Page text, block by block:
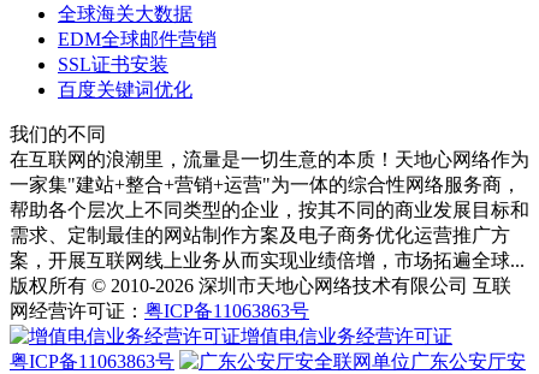
全球海关大数据
EDM全球邮件营销
SSL证书安装
百度关键词优化
我们的不同
在互联网的浪潮里，流量是一切生意的本质！天地心网络作为
一家集"建站+整合+营销+运营"为一体的综合性网络服务商，
帮助各个层次上不同类型的企业，按其不同的商业发展目标和
需求、定制最佳的网站制作方案及电子商务优化运营推广方
案，开展互联网线上业务从而实现业绩倍增，市场拓遍全球...
版权所有 © 2010-2026 深圳市天地心网络技术有限公司 互联
网经营许可证： 粤ICP备11063863号
增值电信业务经营许可证
粤ICP备11063863号
广东公安厅安